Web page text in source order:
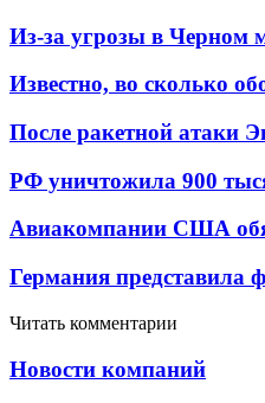
Из-за угрозы в Черном
Известно, во сколько
После ракетной атаки
РФ уничтожила 900
Авиакомпании США
Германия представила
Читать комментарии
Новости компаний